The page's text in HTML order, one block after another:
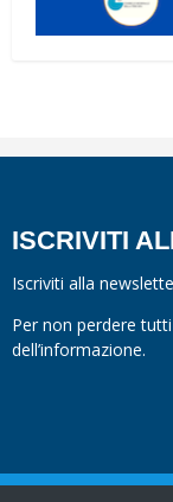
ISCRIVITI
Iscriviti alla
Per non perdere
dell’informazione.